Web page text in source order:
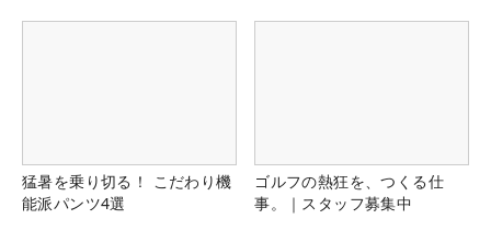
猛暑を乗り切る！ こだわり機
能派パンツ4選
ゴルフの熱狂を、つくる仕
事。｜スタッフ募集中